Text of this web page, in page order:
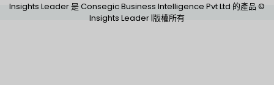
Insights Leader 是 Consegic Business Intelligence Pvt Ltd 的產品 ©
Insights Leader |版權所有